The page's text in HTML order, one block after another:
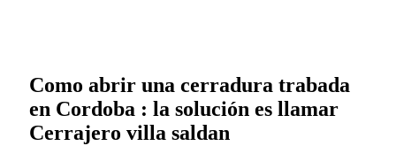
Como abrir una cerradura trabada
en Cordoba : la solución es llamar
Cerrajero villa saldan